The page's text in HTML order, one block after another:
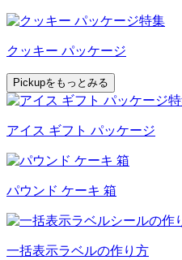
クッキー パッケージ
Pickupをもっとみる
アイス ギフト パッケージ
パウンド ケーキ 箱
一括表示ラベルの作り方